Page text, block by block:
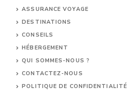
ASSURANCE VOYAGE
DESTINATIONS
CONSEILS
HÉBERGEMENT
QUI SOMMES-NOUS ?
CONTACTEZ-NOUS
POLITIQUE DE CONFIDENTIALITÉ